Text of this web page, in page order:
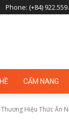
Phone: (+84)
CẨM NANG
Thương Hiệu Thức Ăn